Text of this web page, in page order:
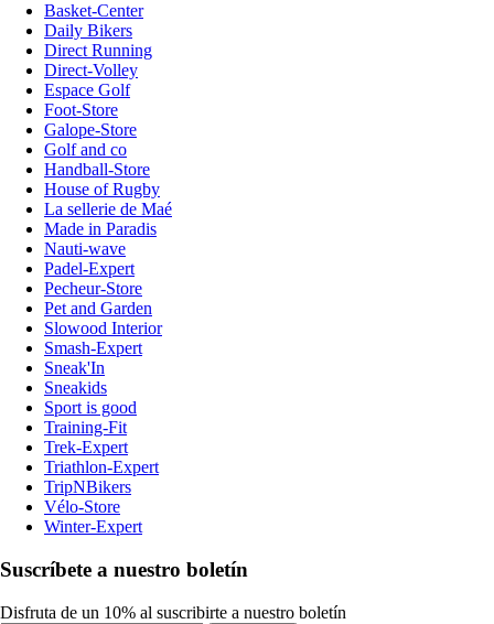
Basket-Center
Daily Bikers
Direct Running
Direct-Volley
Espace Golf
Foot-Store
Galope-Store
Golf and co
Handball-Store
House of Rugby
La sellerie de Maé
Made in Paradis
Nauti-wave
Padel-Expert
Pecheur-Store
Pet and Garden
Slowood Interior
Smash-Expert
Sneak'In
Sneakids
Sport is good
Training-Fit
Trek-Expert
Triathlon-Expert
TripNBikers
Vélo-Store
Winter-Expert
Suscríbete a nuestro boletín
Disfruta de un 10% al suscribirte a nuestro boletín